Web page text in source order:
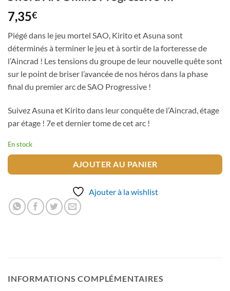
7,35€
Piégé dans le jeu mortel SAO, Kirito et Asuna sont
déterminés à terminer le jeu et à sortir de la forteresse de
l’Aincrad ! Les tensions du groupe de leur nouvelle quête sont
sur le point de briser l’avancée de nos héros dans la phase
final du premier arc de SAO Progressive !
Suivez Asuna et Kirito dans leur conquête de l’Aincrad, étage
par étage ! 7e et dernier tome de cet arc !
En stock
AJOUTER AU PANIER
Ajouter à la wishlist
INFORMATIONS COMPLÉMENTAIRES